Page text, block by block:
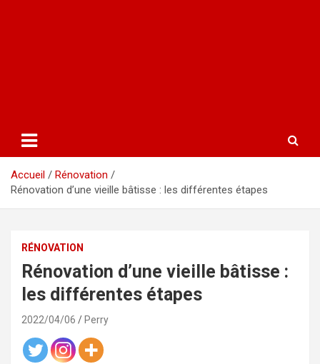
Accueil
Rénovation
Rénovation d’une vieille bâtisse : les différentes étapes
RÉNOVATION
Rénovation d’une vieille bâtisse :
les différentes étapes
2022/04/06 Perry